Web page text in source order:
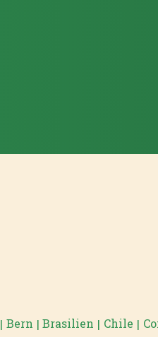
| Bern | Brasilien | Chile |